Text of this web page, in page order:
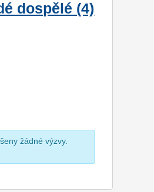
dospělé (4)
žádné výzvy.